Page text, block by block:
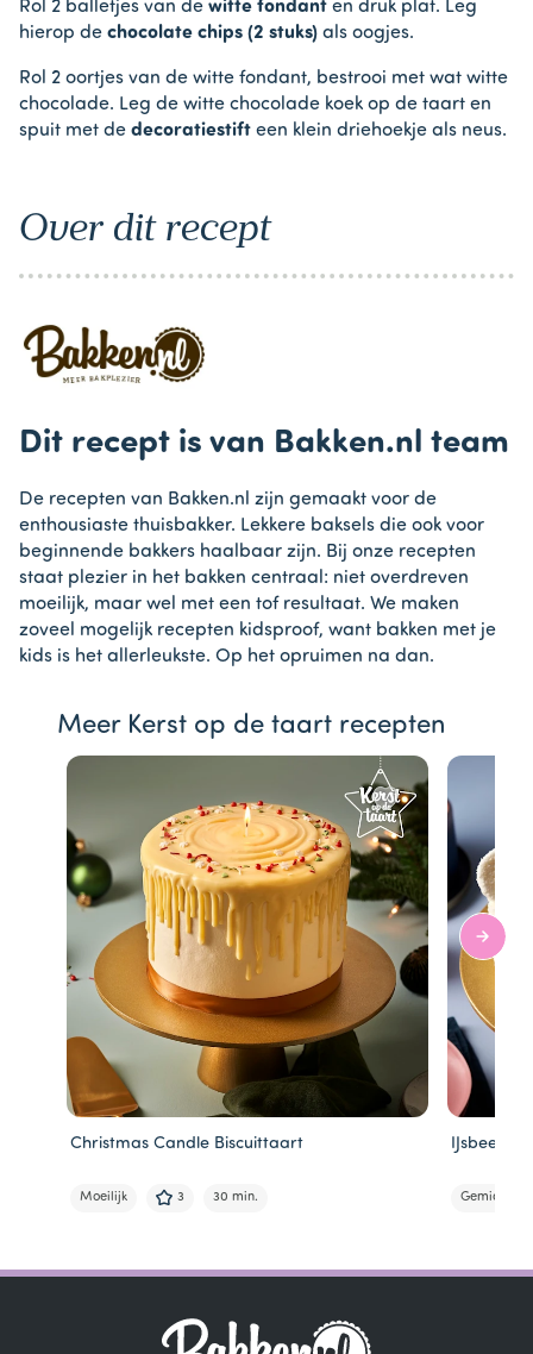
Rol 2 balletjes van de witte fondant en druk plat. Leg
hierop de chocolate chips (2 stuks) als oogjes.
Rol 2 oortjes van de witte fondant, bestrooi met wat witte
chocolade. Leg de witte chocolade koek op de taart en
spuit met de decoratiestift een klein driehoekje als neus.
Over dit recept
Dit recept is van Bakken.nl team
De recepten van Bakken.nl zijn gemaakt voor de
enthousiaste thuisbakker. Lekkere baksels die ook voor
beginnende bakkers haalbaar zijn. Bij onze recepten
staat plezier in het bakken centraal: niet overdreven
moeilijk, maar wel met een tof resultaat. We maken
zoveel mogelijk recepten kidsproof, want bakken met je
kids is het allerleukste. Op het opruimen na dan.
Meer Kerst op de taart recepten
Christmas Candle Biscuittaart
Moeilijk 3 30 min.
IJsbeer
Gemiddeld
1